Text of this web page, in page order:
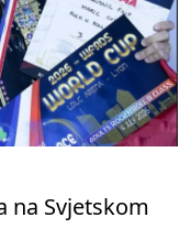
na Svjetskom